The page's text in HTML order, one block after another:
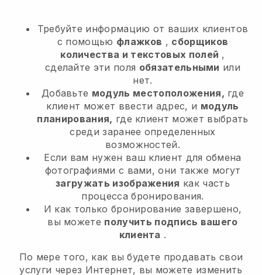
Требуйте информацию от ваших клиентов
с помощью флажков , сборщиков
количества и текстовых полей ,
сделайте эти поля обязательными или
нет.
Добавьте модуль местоположения, где
клиент может ввести адрес, и модуль
планирования, где клиент может выбрать
среди заранее определенных
возможностей.
Если вам нужен ваш клиент для обмена
фотографиями с вами, они также могут
загружать изображения как часть
процесса бронирования.
И как только бронирование завершено,
вы можете получить подпись вашего
клиента .
По мере того, как вы будете продавать свои
услуги через Интернет, вы можете изменить